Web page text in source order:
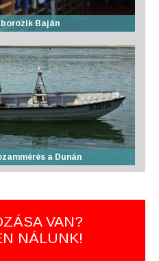
Baján
a Dunán
VAN?
NÁLUNK!